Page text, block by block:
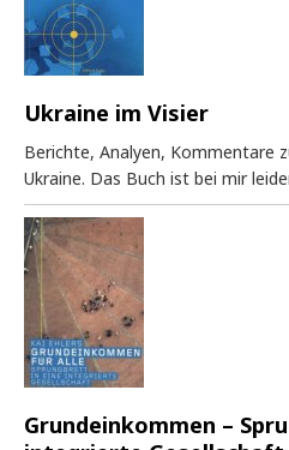
Ukraine im Visier
Berichte, Analyen, Kommentare
Ukraine. Das Buch ist bei mir
Grundeinkommen –